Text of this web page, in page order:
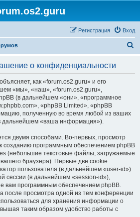
Вход
Регистрация
о конфиденциальности
как «forum.os2.guru» и его
«мы», «наш», «forum.os2.guru»,
(в дальнейшем «они», «программное
«phpBB Limited», «phpBB
полученную во время любой из ваших
дальнейшем «ваша информация»).
двумя способами. Во-первых, просмотр
созданию программным обеспечением phpBB
(небольшие текстовые файлы, загружаемые
браузера). Первые две cookie
пользователя (в дальнейшем «user-id»)
сессии (в дальнейшем «session-id»),
вам программным обеспечением phpBB.
после просмотра одной из тем конференции
для хранения информации о
таким образом удобство работы с